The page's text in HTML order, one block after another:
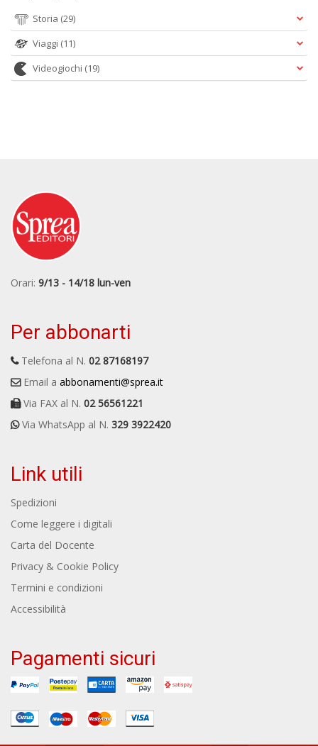
Storia (29)
Viaggi (11)
Videogiochi (19)
Orari: 9/13 - 14/18 lun-ven
Per abbonarti
Telefona al N. 02 87168197
Email a abbonamenti@sprea.it
Via FAX al N. 02 56561221
Via WhatsApp al N. 329 3922420
Link utili
Spedizioni
Come leggere i digitali
Carta del Docente
Privacy & Cookie Policy
Termini e condizioni
Accessibilità
Pagamenti sicuri